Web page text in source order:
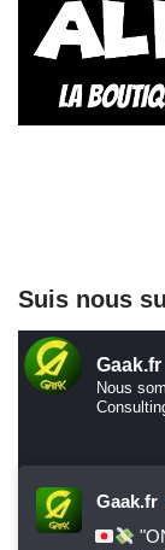
Suis nous
Gaak.fr
Nous
Gaak.fr